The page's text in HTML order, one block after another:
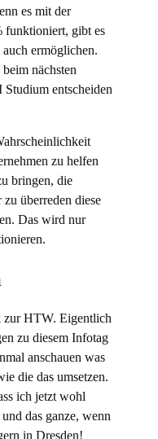
es mit der
funktioniert, gibt es
ermöglichen.
nächsten
entscheiden
zu helfen
bringen, die
überreden diese
Das wird nur
zur HTW. Eigentlich
zu diesem Infotag
anschauen was
die das umsetzen.
ich jetzt wohl
das ganze, wenn
in Dresden!